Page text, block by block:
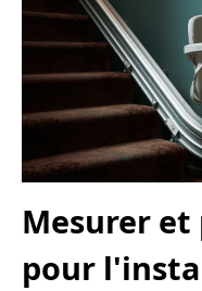
Mesurer et
pour